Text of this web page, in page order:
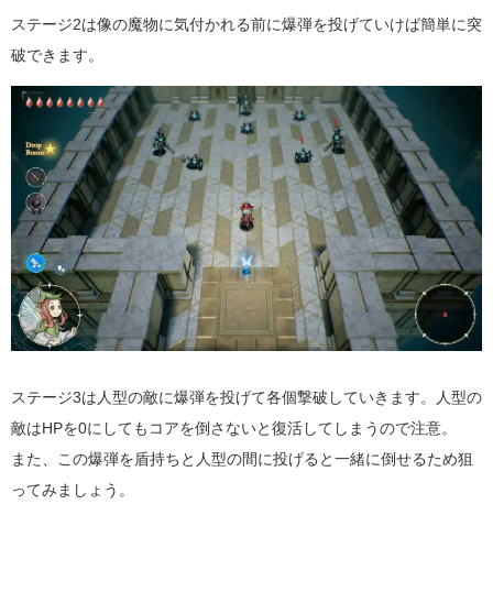
ステージ2は像の魔物に気付かれる前に爆弾を投げていけば簡単に突
破できます。
ステージ3は人型の敵に爆弾を投げて各個撃破していきます。人型の
敵はHPを0にしてもコアを倒さないと復活してしまうので注意。
また、この爆弾を盾持ちと人型の間に投げると一緒に倒せるため狙
ってみましょう。